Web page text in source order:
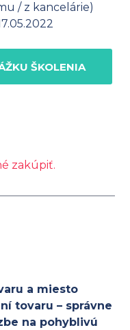
/ z kancelárie)
ŠKOLENIA
zakúpiť.
a miesto
tovaru – správne
na pohyblivú